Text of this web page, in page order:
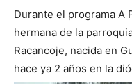
Durante el programa A
hermana de la
Racancoje, nacida en
hace ya 2 años en la